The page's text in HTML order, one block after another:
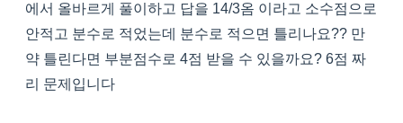
에서 올바르게 풀이하고 답을 14/3옴 이라고 소수점으로
안적고 분수로 적었는데 분수로 적으면 틀리나요?? 만
약 틀린다면 부분점수로 4점 받을 수 있을까요? 6점 짜
리 문제입니다